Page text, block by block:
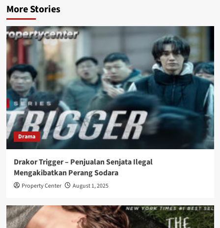
More Stories
Drama
Drakor Trigger – Penjualan Senjata Ilegal
Mengakibatkan Perang Sodara
Property Center August 1, 2025